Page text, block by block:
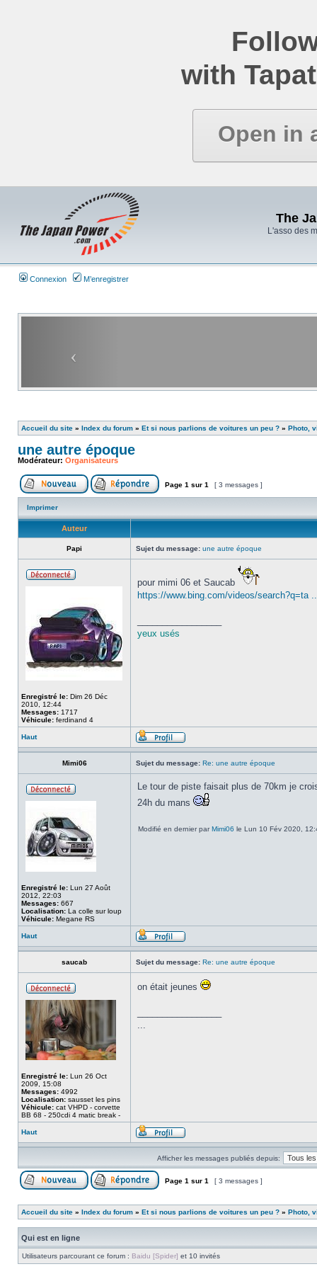
with
Open in
The
L'asso des
Connexion M’enregistrer
Accueil du site » Index du forum » Et si nous parlions de voitures un peu ? » Photo,
une autre époque
Modérateur: Organisateurs
Page 1 sur 1 [ 3 messages ]
Imprimer
Auteur
Papi Sujet du message: une autre époque
Enregistré le: Dim 26 Déc
2010, 12:44
Messages: 1717
Véhicule: ferdinand 4
pour mimi 06 et Saucab
https://www.bing.com/videos/search?q=ta
yeux usés
Haut
Mimi06 Sujet du message: Re: une autre époque
Enregistré le: Lun 27 Août
2012, 22:03
Messages: 667
Localisation: La colle sur loup
Véhicule: Megane RS
Le tour de piste faisait plus de 70km je
24h du mans
Modifié en dernier parMimi06 le Lun 10 Fév 2020,
Haut
saucab Sujet du message: Re: une autre époque
Enregistré le: Lun 26 Oct
2009, 15:08
Messages: 4992
Localisation: sausset les pins
Véhicule: cat VHPD - corvette
BB 68 - 250cdi 4 matic break -
on était jeunes
...
Haut
Afficher les messages publiés depuis:
Page 1 sur 1 [ 3 messages ]
Accueil du site » Index du forum » Et si nous parlions de voitures un peu ? » Photo,
Qui est en ligne
Utilisateurs parcourant ce forum : Baidu [Spider] et 10 invités